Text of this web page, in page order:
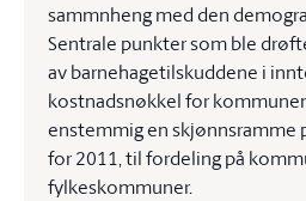
sammnheng med den
Sentrale punkter som ble
av barnehagetilskuddene i
kostnadsnøkkel for
enstemmig en skjønnsramme
for 2011, til fordeling på
fylkeskommuner.